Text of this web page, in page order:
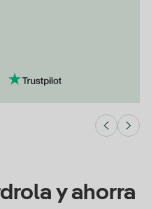
y ahorra